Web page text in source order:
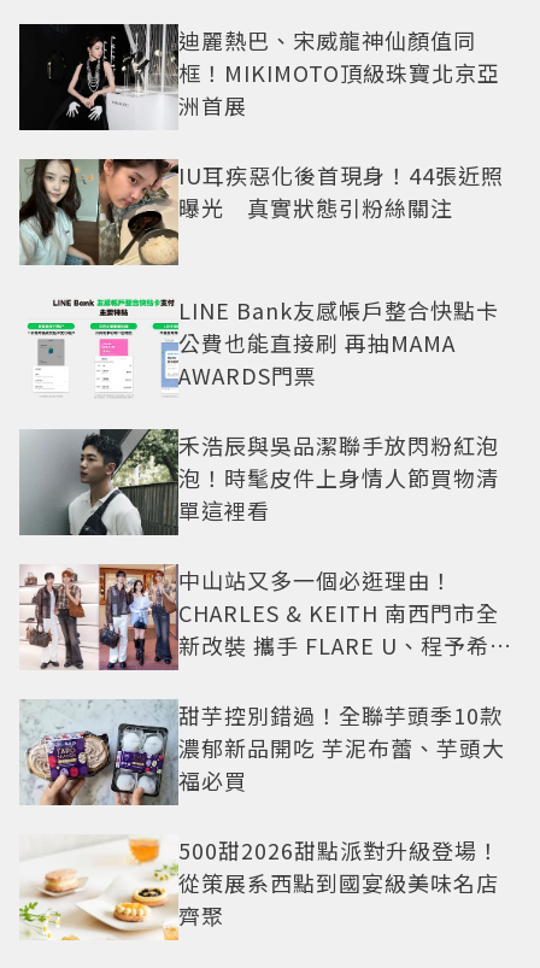
迪麗熱巴、宋威龍神仙顏值同
框！MIKIMOTO頂級珠寶北京亞
洲首展
IU耳疾惡化後首現身！44張近照
曝光 真實狀態引粉絲關注
LINE Bank友感帳戶整合快點卡
公費也能直接刷 再抽MAMA
AWARDS門票
禾浩辰與吳品潔聯手放閃粉紅泡
泡！時髦皮件上身情人節買物清
單這裡看
中山站又多一個必逛理由！
CHARLES & KEITH 南西門市全
新改裝 攜手 FLARE U、程予希演
甜芋控別錯過！全聯芋頭季10款
濃郁新品開吃 芋泥布蕾、芋頭大
福必買
500甜2026甜點派對升級登場！
從策展系西點到國宴級美味名店
齊聚